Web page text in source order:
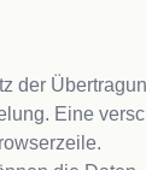
der
Eine